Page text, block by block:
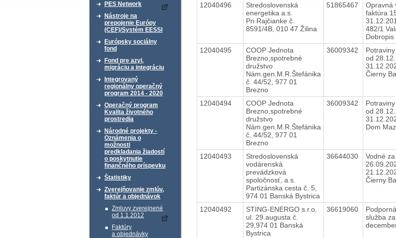
PES Network
Nástroje na
prepojenie Európy
(CEF)/Systém EESSI
Európsky sociálny
fond
Fond pre azyl,
migráciu a integráciu
Integrovaný
regionálny operačný
program 2014 - 2020
Operačný program
Kvalita životného
prostredia
Národné projekty -
Oznámenia o
možnosti
predkladania žiadostí
o poskytnutie
finančného príspevku
Štatistiky
Zverejňovanie zmlúv,
faktúr a objednávok
Zmluvy zverejnené
od 1.1.2012
Faktúry
a objednávky
12040496
Stredoslovenská
energetika a.s.
Pri Rajčianke č.
8591/4B, 010 47 Žilina
51865467
Opravná
faktúra
482/1
Dobropis
12040495
COOP Jednota
Brezno,spotrebné
družstvo
Nám.gen.M.R.Štefánika
č. 44/52, 977 01
Brezno
36009342
od
Čierny
12040494
COOP Jednota
Brezno,spotrebné
družstvo
Nám.gen.M.R.Štefánika
č. 44/52, 977 01
Brezno
36009342
od
Dom
12040493
Stredoslovenská
vodárenská
prevádzková
spoločnosť, a.s.
Partizánska cesta č. 5,
974 01 Banská Bystrica
36644030
Vodné
Čierny
12040492
STING-ENERGO s.r.o.
ul. 29.augusta č.
29,974 01 Banská
Bystrica
36619060
služba